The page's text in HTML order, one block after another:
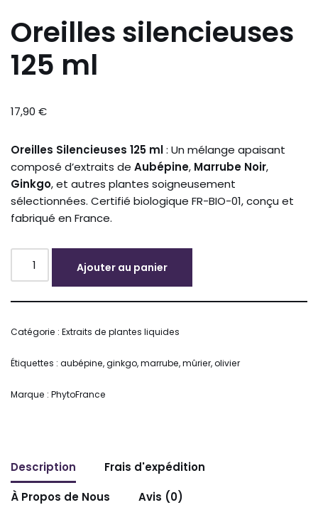
Oreilles silencieuses
125 ml
17,90 €
Oreilles Silencieuses 125 ml: Un mélange apaisant
composé d’extraits de Aubépine, Marrube Noir,
Ginkgo, et autres plantes soigneusement
sélectionnées. Certifié biologique FR-BIO-01, conçu et
fabriqué en France.
Ajouter au panier
Catégorie : Extraits de plantes liquides
Étiquettes : aubépine,ginkgo,marrube,mûrier,olivier
Marque : PhytoFrance
Description
Frais d'expédition
À Propos de Nous
Avis (0)